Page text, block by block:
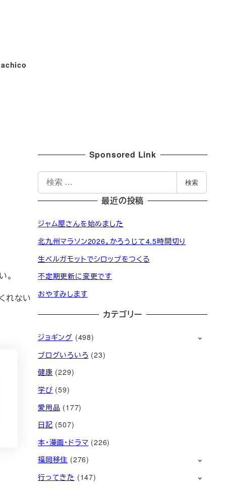
。
れない
Sponsored Link
索
検索
最近の投稿
ジャム屋さんを始めました
北九州マラソン2026。かろうじて4.5時間切り
生ベルガモットでシロップをつくる
不定期更新に変更です
おやすみします
カテゴリー
ジョギング (498)
ブログいろいろ (23)
健康 (229)
学び (59)
愛用品 (177)
日記 (507)
本・漫画・ドラマ (226)
福岡移住 (276)
行ってきた (147)